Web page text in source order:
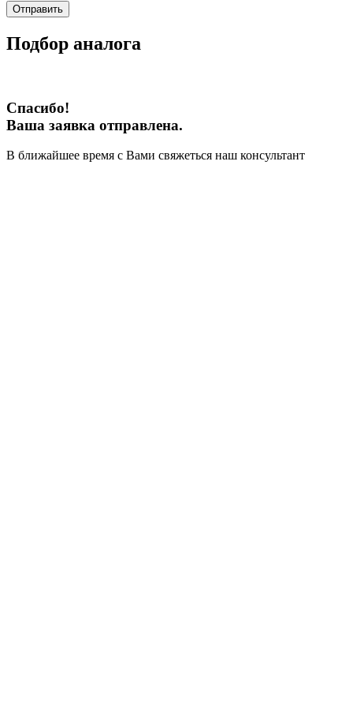
Отправить
Подбор аналога
Спасибо!
Ваша заявка отправлена.
В ближайшее время с Вами свяжеться наш консультант